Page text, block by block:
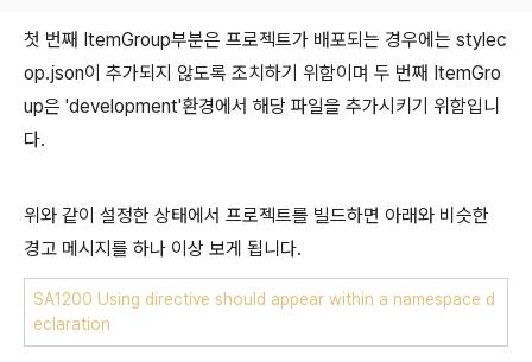
첫 번째 ItemGroup부분은 프로젝트가 배포되는 경우에는 stylec
op.json이 추가되지 않도록 조치하기 위함이며 두 번째 ItemGro
up은 'development'환경에서 해당 파일을 추가시키기 위함입니
다.
위와 같이 설정한 상태에서 프로젝트를 빌드하면 아래와 비슷한
경고 메시지를 하나 이상 보게 됩니다.
SA1200 Using directive should appear within a namespace d
eclaration